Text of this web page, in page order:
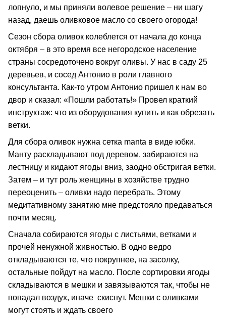
лопнуло, и мы приняли волевое решение – ни шагу
назад, даешь оливковое масло со своего огорода!
Сезон сбора оливок колеблется от начала до конца
октября – в это время все негородское население
страны сосредоточено вокруг оливы. У нас в саду 25
деревьев, и сосед Антонио в роли главного
консультанта. Как-то утром Антонио пришел к нам во
двор и сказал: «Пошли работать!» Провел краткий
инструктаж: что из оборудования купить и как обрезать
ветки.
Для сбора оливок нужна сетка manta в виде юбки.
Манту раскладывают под деревом, забираются на
лестницу и кидают ягоды вниз, заодно обстригая ветки.
Затем – и тут роль женщины в хозяйстве трудно
переоценить – оливки надо перебрать. Этому
медитативному занятию мне предстояло предаваться
почти месяц.
Сначала собираются ягоды с листьями, ветками и
прочей ненужной живностью. В одно ведро
откладываются те, что покрупнее, на засолку,
остальные пойдут на масло. После сортировки ягоды
складываются в мешки и завязываются так, чтобы не
попадал воздух, иначе скиснут. Мешки с оливками
могут стоять и ждать своего